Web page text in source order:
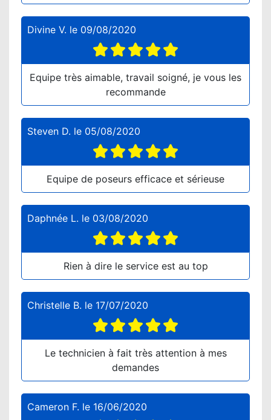
Divine V. le 09/08/2020
Equipe très aimable, travail soigné, je vous les
recommande
Steven D. le 05/08/2020
Equipe de poseurs efficace et sérieuse
Daphnée L. le 03/08/2020
Rien à dire le service est au top
Christelle B. le 17/07/2020
Le technicien à fait très attention à mes
demandes
Cameron F. le 16/06/2020